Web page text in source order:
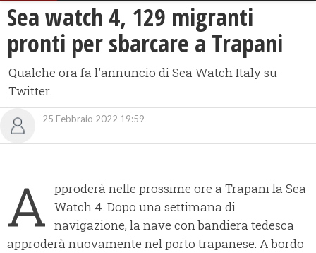
Sea watch 4, 129 migranti
pronti per sbarcare a Trapani
Qualche ora fa l'annuncio di Sea Watch Italy su
Twitter.
25 Febbraio 2022 19:59
A pproderà nelle prossime ore a Trapani la Sea
Watch 4. Dopo una settimana di
navigazione, la nave con bandiera tedesca
approderà nuovamente nel porto trapanese. A bordo